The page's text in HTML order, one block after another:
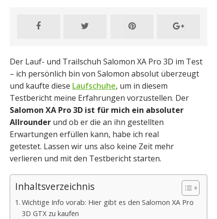
Der Lauf- und Trailschuh Salomon XA Pro 3D im Test
– ich persönlich bin von Salomon absolut überzeugt
und kaufte diese Laufschuhe, um in diesem
Testbericht meine Erfahrungen vorzustellen. Der
Salomon XA Pro 3D ist für mich ein absoluter
Allrounder und ob er die an ihn gestellten
Erwartungen erfüllen kann, habe ich real
getestet. Lassen wir uns also keine Zeit mehr
verlieren und mit den Testbericht starten.
Inhaltsverzeichnis
Wichtige Info vorab: Hier gibt es den Salomon XA Pro
3D GTX zu kaufen